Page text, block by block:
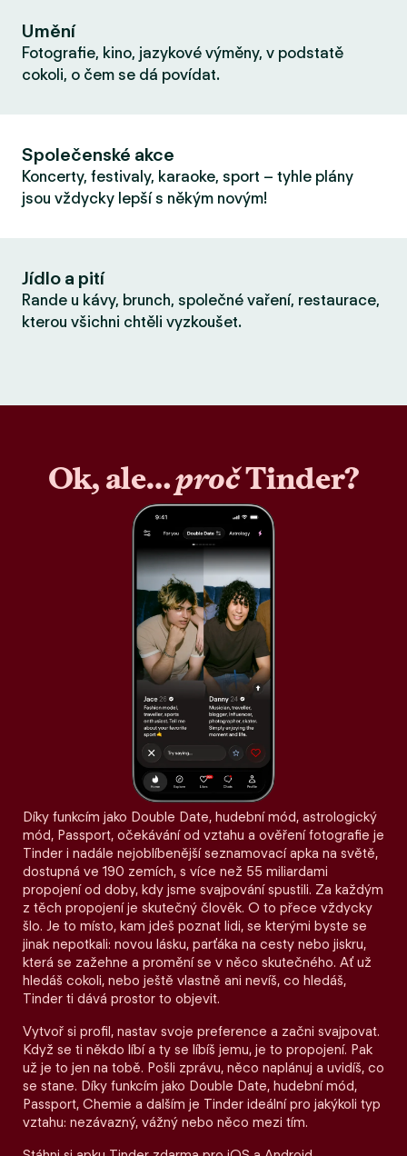
Umění
Fotografie, kino, jazykové výměny, v podstatě
cokoli, o čem se dá povídat.
Společenské akce
Koncerty, festivaly, karaoke, sport – tyhle plány
jsou vždycky lepší s někým novým!
Jídlo a pití
Rande u kávy, brunch, společné vaření, restaurace,
kterou všichni chtěli vyzkoušet.
Ok, ale…pročTinder?
Díky funkcím jako Double Date, hudební mód, astrologický
mód, Passport, očekávání od vztahu a ověření fotografie je
Tinder i nadále nejoblíbenější seznamovací apka na světě,
dostupná ve 190 zemích, s více než 55 miliardami
propojení od doby, kdy jsme svajpování spustili. Za každým
z těch propojení je skutečný člověk. O to přece vždycky
šlo. Je to místo, kam jdeš poznat lidi, se kterými byste se
jinak nepotkali: novou lásku, parťáka na cesty nebo jiskru,
která se zažehne a promění se v něco skutečného. Ať už
hledáš cokoli, nebo ještě vlastně ani nevíš, co hledáš,
Tinder ti dává prostor to objevit.
Vytvoř si profil, nastav svoje preference a začni svajpovat.
Když se ti někdo líbí a ty se líbíš jemu, je to propojení. Pak
už je to jen na tobě. Pošli zprávu, něco naplánuj a uvidíš, co
se stane. Díky funkcím jako Double Date, hudební mód,
Passport, Chemie a dalším je Tinder ideální pro jakýkoli typ
vztahu: nezávazný, vážný nebo něco mezi tím.